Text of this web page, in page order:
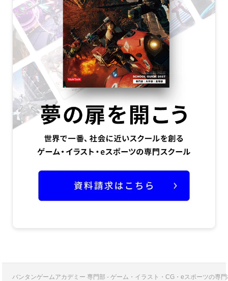
バンタンゲームアカデミー 専門部 - ゲーム・イラスト・CG・eスポーツの専